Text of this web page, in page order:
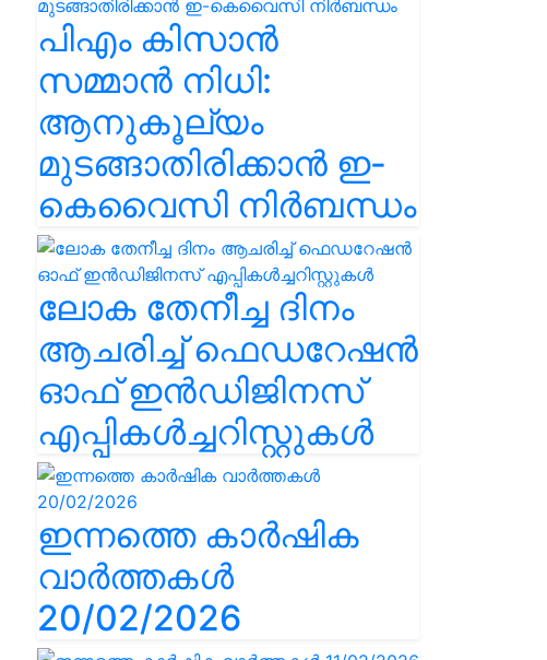
പിഎം കിസാൻ
സമ്മാൻ നിധി:
ആനുകൂല്യം
മുടങ്ങാതിരിക്കാൻ ഇ-
കെവൈസി നിർബന്ധം
ലോക തേനീച്ച ദിനം
ആചരിച്ച് ഫെഡറേഷൻ
ഓഫ് ഇൻഡിജിനസ്
എപ്പികൾച്ചറിസ്റ്റുകൾ
ഇന്നത്തെ കാർഷിക
വാർത്തകൾ
20/02/2026